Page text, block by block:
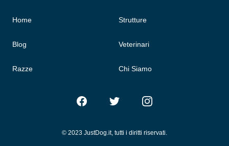
Home
Blog
Razze
Strutture
Veterinari
Chi Siamo
FacebookTwitter Instagram
© 2023 JustDog.it, tutti i diritti riservati.